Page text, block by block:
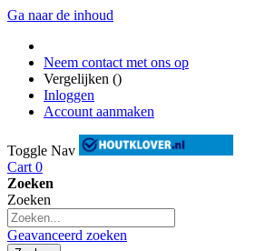
Ga naar de inhoud
Neem contact met ons op
Vergelijken ()
Inloggen
Account aanmaken
Toggle Nav
Cart 0
Zoeken
Zoeken
Geavanceerd zoeken